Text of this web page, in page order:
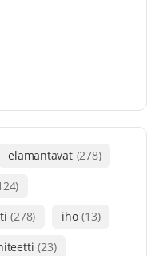
elämäntavat (278)
(278) iho (13)
(23)